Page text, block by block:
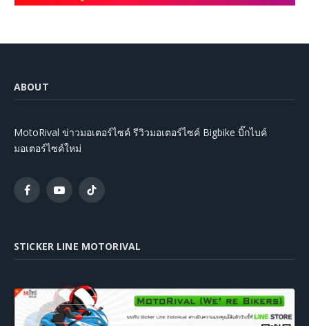
ABOUT
MotoRival ข่าวมอเตอร์ไซค์ รีวิวมอเตอร์ไซค์ Bigbike บิ๊กไบค์
มอเตอร์ไซค์ใหม่
FacebookYouTubeTikTok
STICKER LINE MOTORIVAL